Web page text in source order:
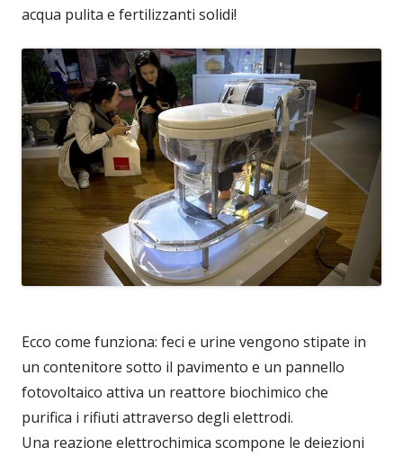
acqua pulita e fertilizzanti solidi!
Ecco come funziona: feci e urine vengono stipate in
un contenitore sotto il pavimento e un pannello
fotovoltaico attiva un reattore biochimico che
purifica i rifiuti attraverso degli elettrodi.
Una reazione elettrochimica scompone le deiezioni